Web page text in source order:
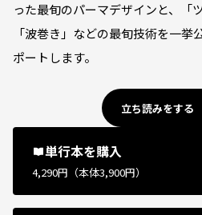
った最旬のパーマデザインと、「
「波巻き」などの最旬技術を一
ポートします。
立ち読みをする
単行本を購入
4,290円（本体3,900円）